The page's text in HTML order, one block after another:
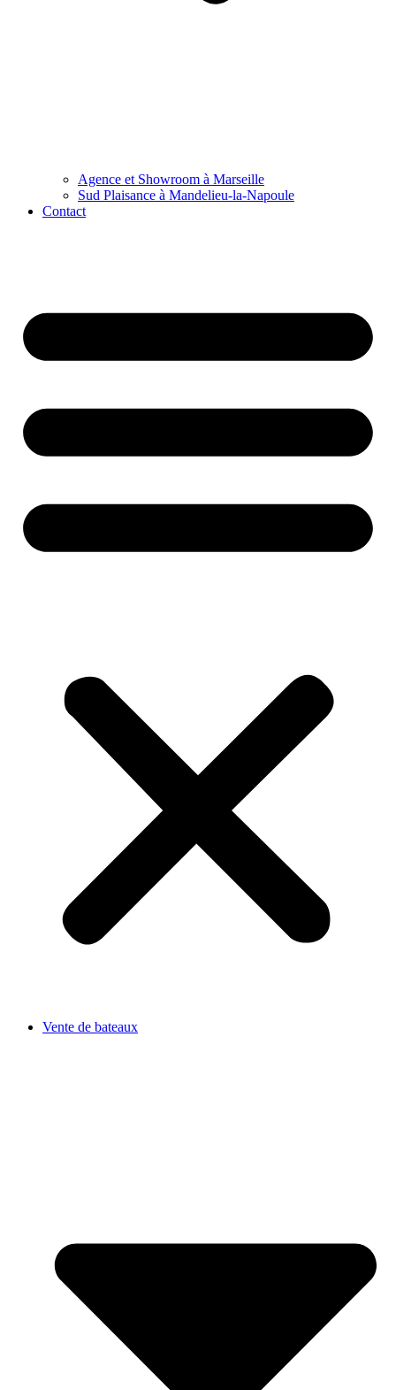
Agence et Showroom à Marseille
Sud Plaisance à Mandelieu-la-Napoule
Contact
Vente de bateaux